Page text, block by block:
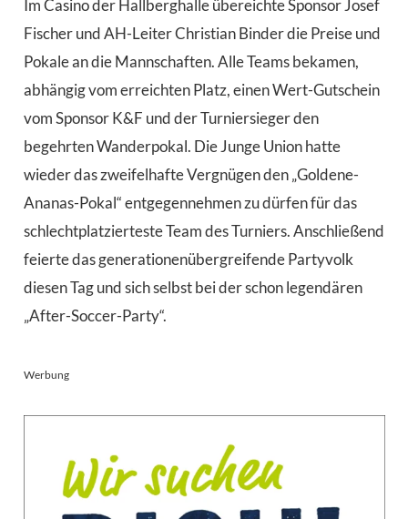
Im Casino der Hallberghalle übereichte Sponsor Josef
Fischer und AH-Leiter Christian Binder die Preise und
Pokale an die Mannschaften. Alle Teams bekamen,
abhängig vom erreichten Platz, einen Wert-Gutschein
vom Sponsor K&F und der Turniersieger den
begehrten Wanderpokal. Die Junge Union hatte
wieder das zweifelhafte Vergnügen den „Goldene-
Ananas-Pokal“ entgegennehmen zu dürfen für das
schlechtplatzierteste Team des Turniers. Anschließend
feierte das generationenübergreifende Partyvolk
diesen Tag und sich selbst bei der schon legendären
„After-Soccer-Party“.
Werbung